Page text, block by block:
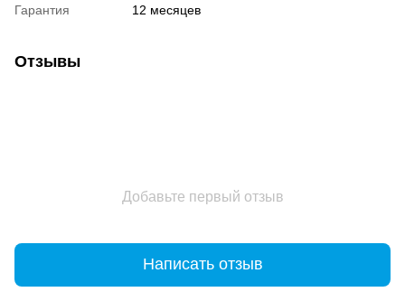
Гарантия 12 месяцев
Отзывы
Добавьте первый отзыв
Написать отзыв